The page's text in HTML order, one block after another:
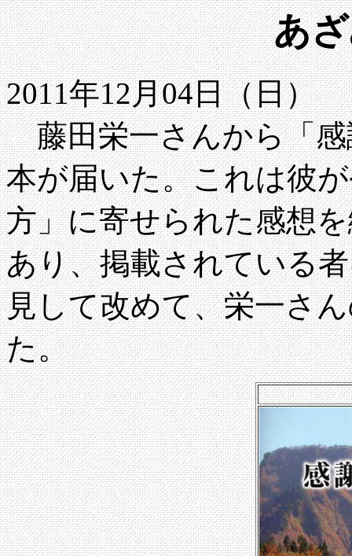
あ
2011年12月04日（日）
藤田栄一さんから「感
本が届いた。これは彼
方」に寄せられた感想
あり、掲載されている
見して改めて、栄一さ
た。